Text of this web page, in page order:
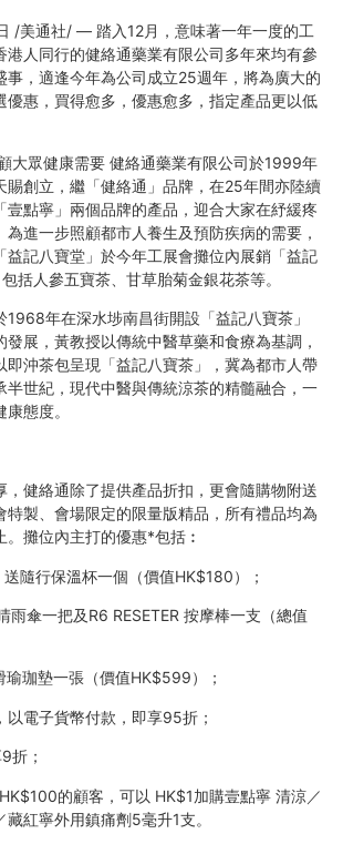
/美通社/ — 踏入12月，意味著一年一度的工
港人同行的健絡通藥業有限公司多年來均有參
事，適逢今年為公司成立25週年，將為廣大的
優惠，買得愈多，優惠愈多，指定產品更以低
大眾健康需要 健絡通藥業有限公司於1999年
賜創立，繼「健絡通」品牌，在25年間亦陸續
壹點寧」兩個品牌的產品，迎合大家在紓緩疼
進一步照顧都市人養生及預防疾病的需要，
益記八寶堂」於今年工展會攤位內展銷「益記
括人參五寶茶、甘草胎菊金銀花茶等。
年在深水埗南昌街開設「益記八寶茶」
展，黃教授以傳統中醫草藥和食療為基調，
即沖茶包呈現「益記八寶茶」，冀為都市人帶
半世紀，現代中醫與傳統涼茶的精髓融合，一
態度。
，健絡通除了提供產品折扣，更會隨購物附送
特製、會場限定的限量版精品，所有禮品均為
攤位內主打的優惠*包括︰
隨行保溫杯一個（價值HK$180）；
傘一把及R6 RESETER 按摩棒一支（總值
珈墊一張（價值HK$599）；
電子貨幣付款，即享95折；
折；
的顧客，可以 HK$1加購壹點寧 清涼／
紅寧外用鎮痛劑5毫升1支。